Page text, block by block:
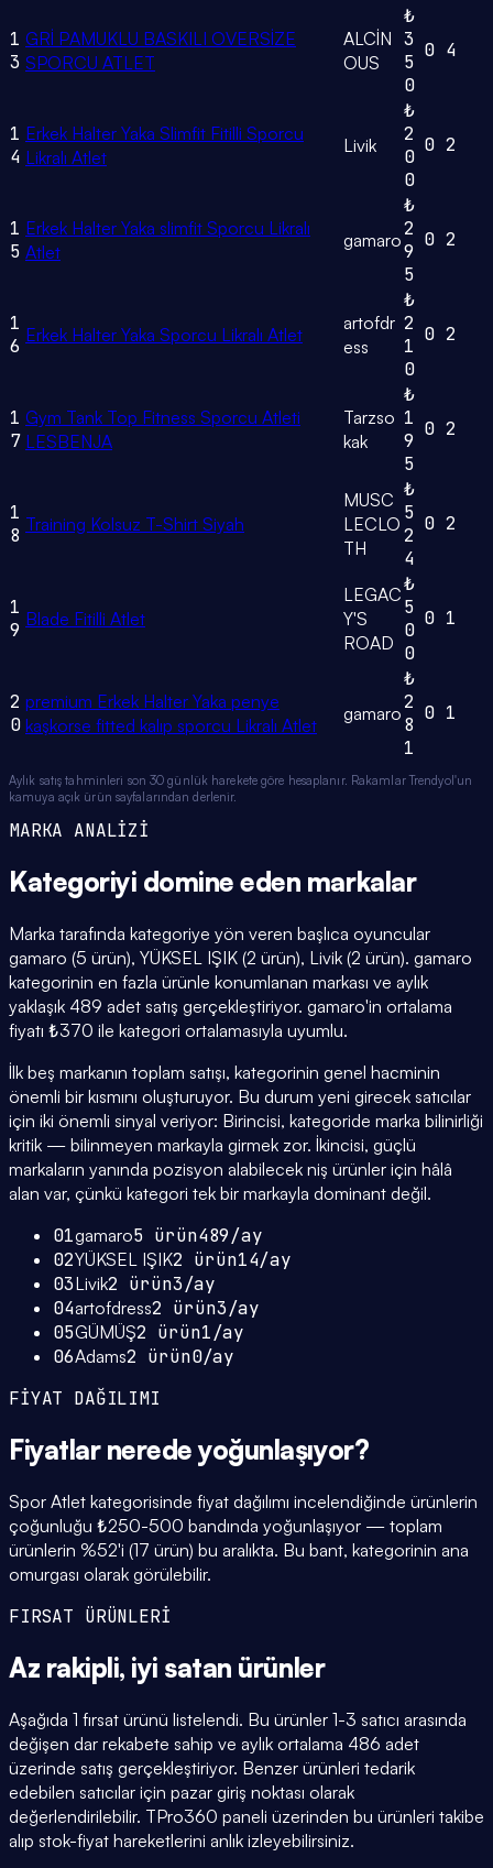
1
3
GRİ PAMUKLU BASKILI OVERSİZE
SPORCU ATLET
ALCİN
OUS
₺
3
5
0
0 4
1
4
Erkek Halter Yaka Slimfit Fitilli Sporcu
Likralı Atlet
Livik
₺
2
0
0
0 2
1
5
Erkek Halter Yaka slimfit Sporcu Likralı
Atlet
gamaro
₺
2
9
5
0 2
1
6 Erkek Halter Yaka Sporcu Likralı Atlet
artofdr
ess
₺
2
1
0
0 2
1
7
Gym Tank Top Fitness Sporcu Atleti
LESBENJA
Tarzso
kak
₺
1
9
5
0 2
1
8 Training Kolsuz T-Shirt Siyah
MUSC
LECLO
TH
₺
5
2
4
0 2
1
9 Blade Fitilli Atlet
LEGAC
Y'S
ROAD
₺
5
0
0
0 1
2
0
premium Erkek Halter Yaka penye
kaşkorse fitted kalıp sporcu Likralı Atlet
gamaro
₺
2
8
1
0 1
Aylık satış tahminleri son 30 günlük harekete göre hesaplanır. Rakamlar Trendyol'un
kamuya açık ürün sayfalarından derlenir.
MARKA ANALİZİ
Kategoriyi domine eden markalar
Marka tarafında kategoriye yön veren başlıca oyuncular
gamaro (5 ürün), YÜKSEL IŞIK (2 ürün), Livik (2 ürün). gamaro
kategorinin en fazla ürünle konumlanan markası ve aylık
yaklaşık 489 adet satış gerçekleştiriyor. gamaro'in ortalama
fiyatı ₺370 ile kategori ortalamasıyla uyumlu.
İlk beş markanın toplam satışı, kategorinin genel hacminin
önemli bir kısmını oluşturuyor. Bu durum yeni girecek satıcılar
için iki önemli sinyal veriyor: Birincisi, kategoride marka bilinirliği
kritik — bilinmeyen markayla girmek zor. İkincisi, güçlü
markaların yanında pozisyon alabilecek niş ürünler için hâlâ
alan var, çünkü kategori tek bir markayla dominant değil.
01gamaro5 ürün489/ay
02YÜKSEL IŞIK2 ürün14/ay
03Livik2 ürün3/ay
04artofdress2 ürün3/ay
05GÜMÜŞ2 ürün1/ay
06Adams2 ürün0/ay
FİYAT DAĞILIMI
Fiyatlar nerede yoğunlaşıyor?
Spor Atlet kategorisinde fiyat dağılımı incelendiğinde ürünlerin
çoğunluğu ₺250-500 bandında yoğunlaşıyor — toplam
ürünlerin %52'i (17 ürün) bu aralıkta. Bu bant, kategorinin ana
omurgası olarak görülebilir.
FIRSAT ÜRÜNLERİ
Az rakipli, iyi satan ürünler
Aşağıda 1 fırsat ürünü listelendi. Bu ürünler 1-3 satıcı arasında
değişen dar rekabete sahip ve aylık ortalama 486 adet
üzerinde satış gerçekleştiriyor. Benzer ürünleri tedarik
edebilen satıcılar için pazar giriş noktası olarak
değerlendirilebilir. TPro360 paneli üzerinden bu ürünleri takibe
alıp stok-fiyat hareketlerini anlık izleyebilirsiniz.